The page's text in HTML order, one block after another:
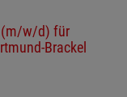
(m/w/d) für
Brackel